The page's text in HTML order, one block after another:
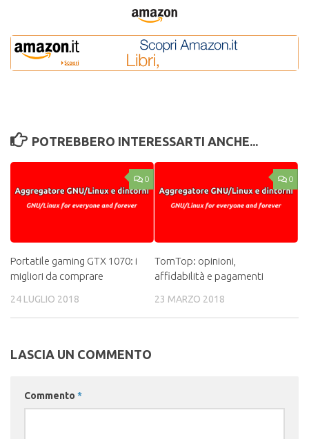
POTREBBERO INTERESSARTI ANCHE...
0
Portatile gaming GTX 1070: i
migliori da comprare
24 LUGLIO 2018
0
TomTop: opinioni,
affidabilità e pagamenti
23 MARZO 2018
LASCIA UN COMMENTO
Commento *